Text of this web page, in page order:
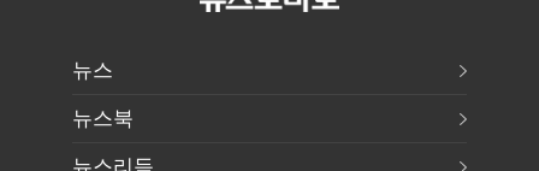
시간만으론
뉴스
뉴스북